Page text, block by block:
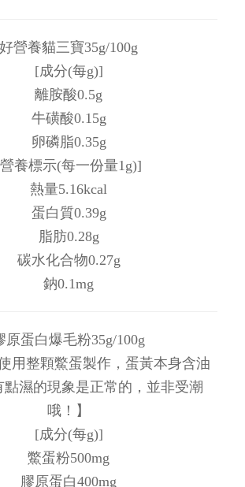
好營養貓三寶35g/100g
[成分(每g)]
離胺酸0.5g
牛磺酸0.15g
卵磷脂0.35g
養標示(每一份量1g)]
熱量5.16kcal
蛋白質0.39g
脂肪0.28g
碳水化合物0.27g
鈉0.1mg
原蛋白爆毛粉35g/100g
用整顆鱉蛋製作，蛋黃本身含油
點濕的現象是正常的，並非受潮
哦！】
[成分(每g)]
鱉蛋粉500mg
膠原蛋白400mg